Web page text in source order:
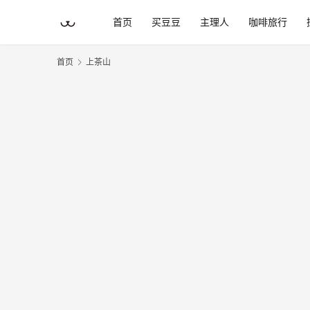
首页 买豆豆 主理人 咖啡旅行
首页 上茶山